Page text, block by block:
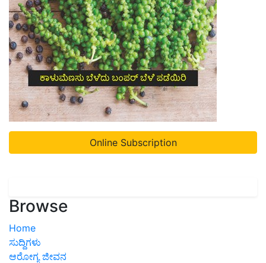
Online Subscription
Browse
Home
ಸುದ್ದಿಗಳು
ಆರೋಗ್ಯ ಜೀವನ